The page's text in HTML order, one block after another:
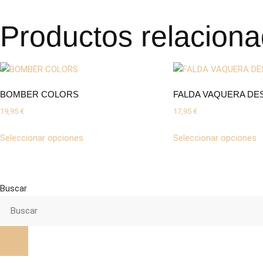
Productos
BOMBER COLORS
19,95 €
Seleccionar opciones
FALDA VAQUERA
17,95 €
Seleccionar opciones
Buscar